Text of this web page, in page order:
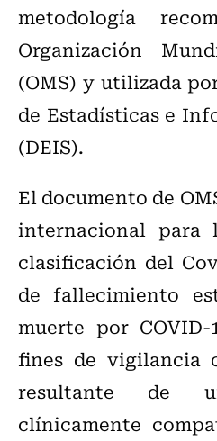
metodología
Organización
(OMS) y utilizada
de Estadísticas e
(DEIS).
El documento de
internacional
clasificación del
de fallecimiento
muerte por
fines de vigilancia
resultante de
clínicamente